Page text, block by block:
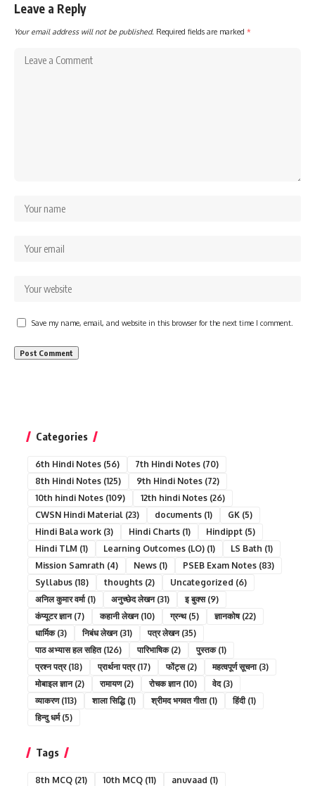
Leave a Reply
Your email address will not be published. Required fields are marked *
Save my name, email, and website in this browser for the next time I comment.
Categories
6th Hindi Notes (56) 7th Hindi Notes (70)
8th Hindi Notes (125) 9th Hindi Notes (72)
10th hindi Notes (109) 12th hindi Notes (26)
CWSN Hindi Material (23) documents (1) GK (5)
Hindi Bala work (3) Hindi Charts (1) Hindippt (5)
Hindi TLM (1) Learning Outcomes (LO) (1) LS Bath (1)
Mission Samrath (4) News (1) PSEB Exam Notes (83)
Syllabus (18) thoughts (2) Uncategorized (6)
अनिल कुमार वर्मा(1) अनुच्छेद लेखन(31) इ बुक्स(9)
कंप्यूटर ज्ञान(7) कहानी लेखन(10) ग्रन्थ(5) ज्ञानकोष(22)
धार्मिक(3) निबंध लेखन(31) पत्र लेखन(35)
पाठ अभ्यास हल सहित(126) पारिभाषिक(2) पुस्तक(1)
प्रश्न पत्र(18) प्रार्थना पत्र(17) फोंट्स(2) महत्वपूर्ण सूचना(3)
मोबाइल ज्ञान(2) रामायण(2) रोचक ज्ञान(10) वेद(3)
व्याकरण(113) शाला सिद्धि(1) श्रीमद भगवत गीता(1) हिंदी(1)
हिन्दु धर्म(5)
Tags
8th MCQ (21) 10th MCQ (11) anuvaad (1)